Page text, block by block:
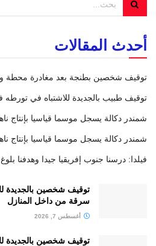
أحدث المقالات
توقيف شخصين بطنجة بعد مغادرة محطة
توقيف طبيب بالجديدة للاشتباه في
شمندر دكالة يسجل موسما قياسيا بإنتاج ناهز 544 ألف
شمندر دكالة يسجل موسما قياسيا بإنتاج ناهز 544 ألف
فيلدا: درسنا جنوب إفريقيا جيدا وهدفنا
توقيف شخصين بالجديدة
سرقة من داخل المنازل
أغسطس 7, 2026
توقيف شخصين بالجديدة